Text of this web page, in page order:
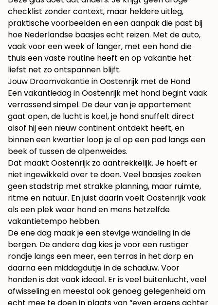
checklist zonder context, maar heldere uitleg,
praktische voorbeelden en een aanpak die past bij
hoe Nederlandse baasjes echt reizen. Met de auto,
vaak voor een week of langer, met een hond die
thuis een vaste routine heeft en op vakantie het
liefst net zo ontspannen blijft.
Jouw Droomvakantie in Oostenrijk met de Hond
Een vakantiedag in Oostenrijk met hond begint vaak
verrassend simpel. De deur van je appartement
gaat open, de lucht is koel, je hond snuffelt direct
alsof hij een nieuw continent ontdekt heeft, en
binnen een kwartier loop je al op een pad langs een
beek of tussen de alpenweides.
Dat maakt Oostenrijk zo aantrekkelijk. Je hoeft er
niet ingewikkeld over te doen. Veel baasjes zoeken
geen stadstrip met strakke planning, maar ruimte,
ritme en natuur. En juist daarin voelt Oostenrijk vaak
als een plek waar hond en mens hetzelfde
vakantietempo hebben.
De ene dag maak je een stevige wandeling in de
bergen. De andere dag kies je voor een rustiger
rondje langs een meer, een terras in het dorp en
daarna een middagdutje in de schaduw. Voor
honden is dat vaak ideaal. Er is veel buitenlucht, veel
afwisseling en meestal ook genoeg gelegenheid om